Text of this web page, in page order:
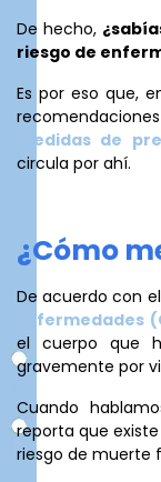
De hecho,
riesgo de
Es por eso que,
medidas de
circula por ahí.
¿Cómo
De acuerdo con el
Enfermedades
el cuerpo que
gravemente por
Cuando
reporta que
riesgo de muerte